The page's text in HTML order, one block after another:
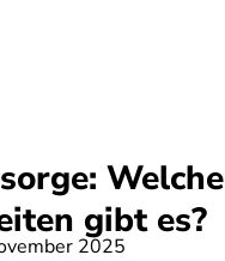
Welche
gibt es?
2025